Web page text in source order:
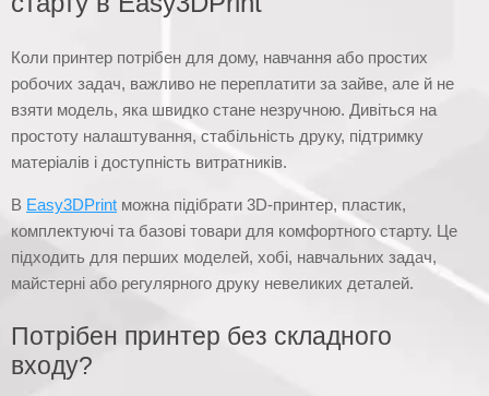
Коли принтер потрібен для дому, навчання або простих
робочих задач, важливо не переплатити за зайве, але й не
взяти модель, яка швидко стане незручною. Дивіться на
простоту налаштування, стабільність друку, підтримку
матеріалів і доступність витратників.
В Easy3DPrint можна підібрати 3D-принтер, пластик,
комплектуючі та базові товари для комфортного старту. Це
підходить для перших моделей, хобі, навчальних задач,
майстерні або регулярного друку невеликих деталей.
Потрібен принтер без складного
входу?